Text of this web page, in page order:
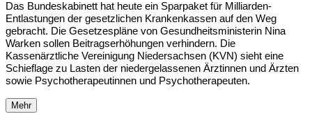
Das Bundeskabinett hat heute ein Sparpaket für Milliarden-
Entlastungen der gesetzlichen Krankenkassen auf den Weg
gebracht. Die Gesetzespläne von Gesundheitsministerin Nina
Warken sollen Beitragserhöhungen verhindern. Die
Kassenärztliche Vereinigung Niedersachsen (KVN) sieht eine
Schieflage zu Lasten der niedergelassenen Ärztinnen und Ärzten
sowie Psychotherapeutinnen und Psychotherapeuten.
Mehr